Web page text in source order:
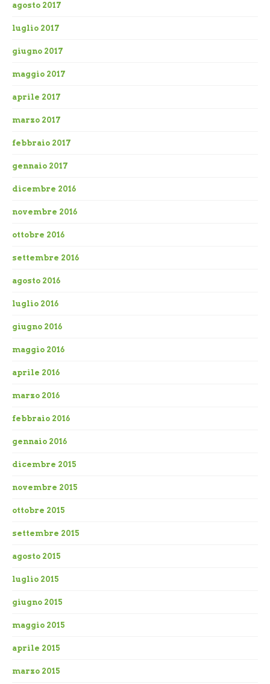
agosto 2017
luglio 2017
giugno 2017
maggio 2017
aprile 2017
marzo 2017
febbraio 2017
gennaio 2017
dicembre 2016
novembre 2016
ottobre 2016
settembre 2016
agosto 2016
luglio 2016
giugno 2016
maggio 2016
aprile 2016
marzo 2016
febbraio 2016
gennaio 2016
dicembre 2015
novembre 2015
ottobre 2015
settembre 2015
agosto 2015
luglio 2015
giugno 2015
maggio 2015
aprile 2015
marzo 2015